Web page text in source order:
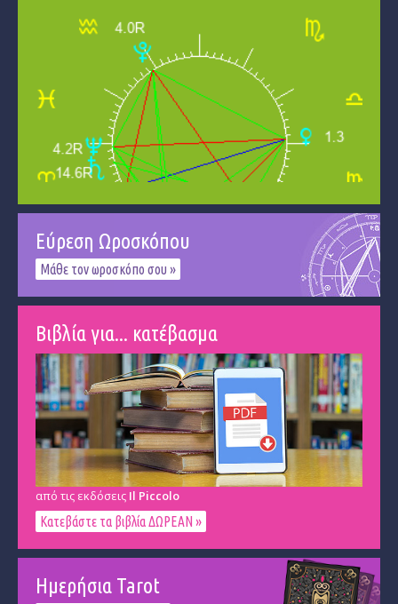
Εύρεση Ωροσκόπου
Μάθε τον ωροσκόπο σου »
Βιβλία για... κατέβασμα
από τις εκδόσεις Il Piccolo
Κατεβάστε τα βιβλία ΔΩΡΕΑΝ »
Ημερήσια Tarot